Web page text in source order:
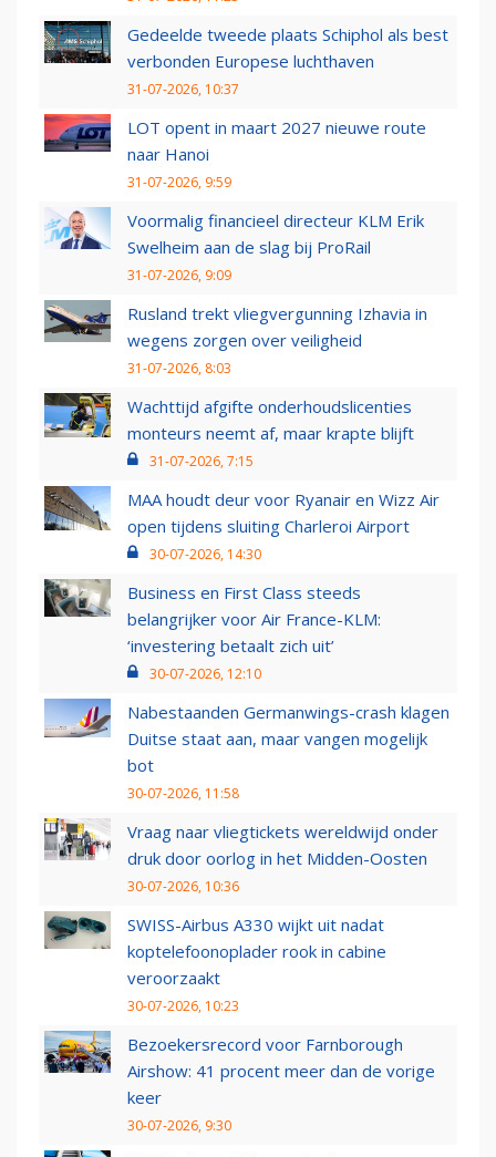
Gedeelde tweede plaats Schiphol als best
verbonden Europese luchthaven
31-07-2026, 10:37
LOT opent in maart 2027 nieuwe route
naar Hanoi
31-07-2026, 9:59
Voormalig financieel directeur KLM Erik
Swelheim aan de slag bij ProRail
31-07-2026, 9:09
Rusland trekt vliegvergunning Izhavia in
wegens zorgen over veiligheid
31-07-2026, 8:03
Wachttijd afgifte onderhoudslicenties
monteurs neemt af, maar krapte blijft
31-07-2026, 7:15
MAA houdt deur voor Ryanair en Wizz Air
open tijdens sluiting Charleroi Airport
30-07-2026, 14:30
Business en First Class steeds
belangrijker voor Air France-KLM:
‘investering betaalt zich uit’
30-07-2026, 12:10
Nabestaanden Germanwings-crash klagen
Duitse staat aan, maar vangen mogelijk
bot
30-07-2026, 11:58
Vraag naar vliegtickets wereldwijd onder
druk door oorlog in het Midden-Oosten
30-07-2026, 10:36
SWISS-Airbus A330 wijkt uit nadat
koptelefoonoplader rook in cabine
veroorzaakt
30-07-2026, 10:23
Bezoekersrecord voor Farnborough
Airshow: 41 procent meer dan de vorige
keer
30-07-2026, 9:30